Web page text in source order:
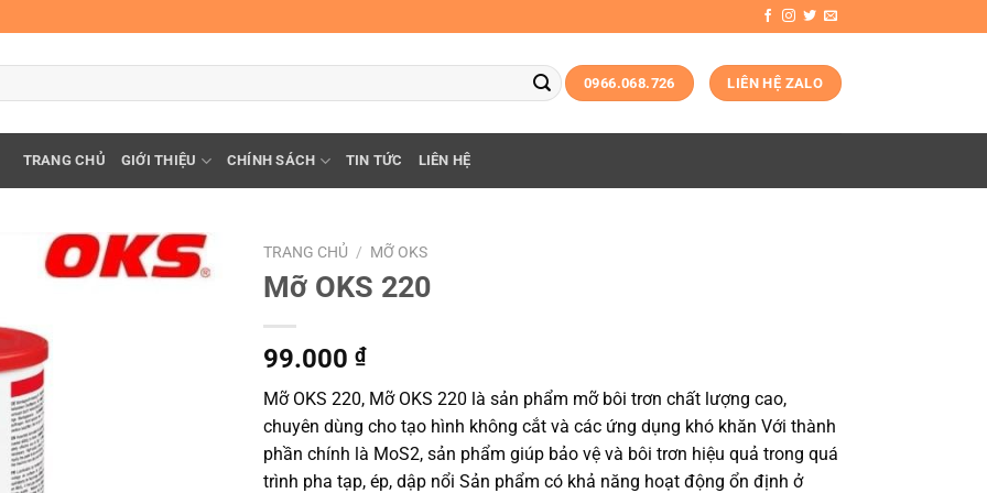
0966.068.726 LIÊN HỆ ZALO
TRANG CHỦ GIỚI THIỆU CHÍNH SÁCH TIN TỨC LIÊN HỆ
TRANG CHỦ / MỠ OKS
Mỡ OKS 220
99.000 ₫
Mỡ OKS 220, Mỡ OKS 220 là sản phẩm mỡ bôi trơn chất lượng cao,
chuyên dùng cho tạo hình không cắt và các ứng dụng khó khăn Với thành
phần chính là MoS2, sản phẩm giúp bảo vệ và bôi trơn hiệu quả trong quá
trình pha tạp, ép, dập nổi Sản phẩm có khả năng hoạt động ổn định ở